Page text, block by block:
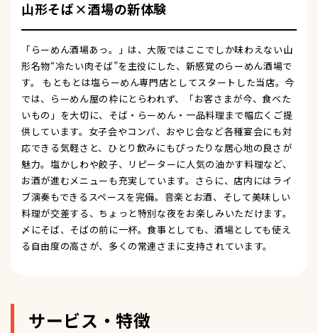
山形そば×酒場の新体験
「らーめん酒場あっ。」は、大阪ではここでしか味わえない山
形名物“冷たい肉そば”を主役にした、新感覚のらーめん酒場で
す。 もともとは塩らーめん専門店としてスタートした当店。今
では、らーめん屋の枠にとらわれず、「お客さまが今、食べた
いもの」を大切に、そば・らーめん・一品料理まで幅広くご提
供しています。女子会やコンパ、おやじ会など各種宴会にも対
応できる気軽さと、ひとり飲みにもぴったりな居心地の良さが
魅力。塩かしわや餃子、リピーターに人気の油かす料理など、
お酒が進むメニューも充実しています。さらに、店内にはライ
ブ演奏もできるスペースを完備。音楽とお酒、そして美味しい
料理が交差する、ちょっと特別な夜をお楽しみいただけます。
〆にそば、そばの前に一杯。食事としても、酒場としても使え
る自由度の高さが、多くの常連さまに支持されています。
サービス・特徴